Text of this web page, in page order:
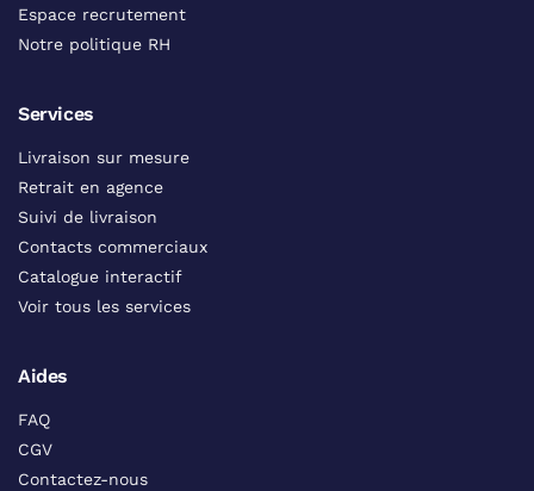
Espace recrutement
Notre politique RH
Services
Livraison sur mesure
Retrait en agence
Suivi de livraison
Contacts commerciaux
Catalogue interactif
Voir tous les services
Aides
FAQ
CGV
Contactez-nous